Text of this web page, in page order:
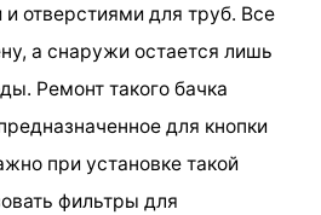
отверстиями для труб. Все
а снаружи остается лишь
Ремонт такого бачка
для кнопки
при установке такой
фильтры для